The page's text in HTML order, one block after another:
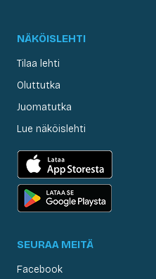
NÄKÖISLEHTI
Tilaa lehti
Oluttutka
Juomatutka
Lue näköislehti
SEURAA MEITÄ
Facebook